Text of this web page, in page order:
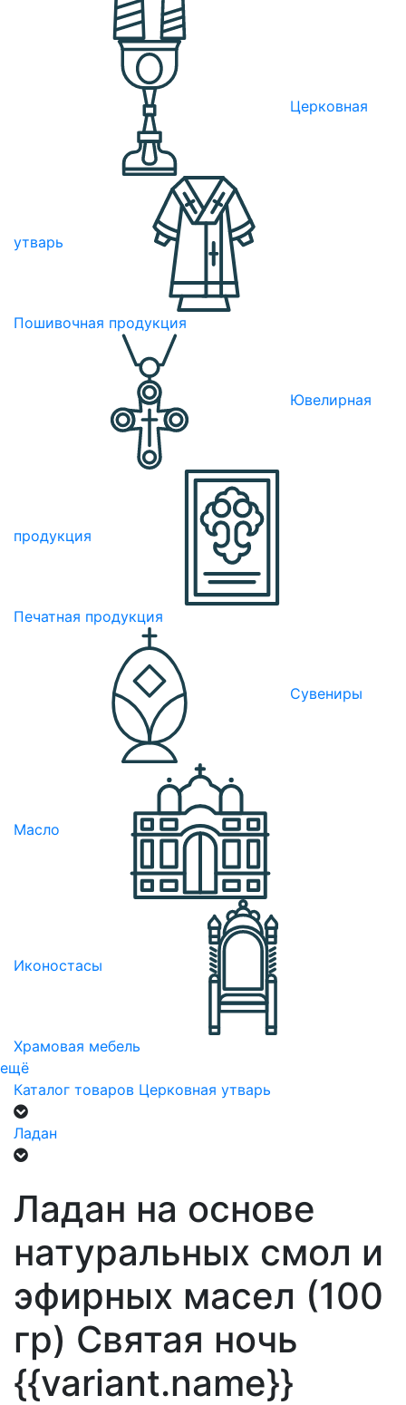
Церковная
утварь
Пошивочная продукция
Ювелирная
продукция
Печатная продукция
Сувениры
Масло
Иконостасы
Храмовая мебель
ещё
Каталог товаров Церковная утварь
Ладан
Ладан на основе
натуральных смол и
эфирных масел (100
гр) Святая ночь
{{variant.name}}